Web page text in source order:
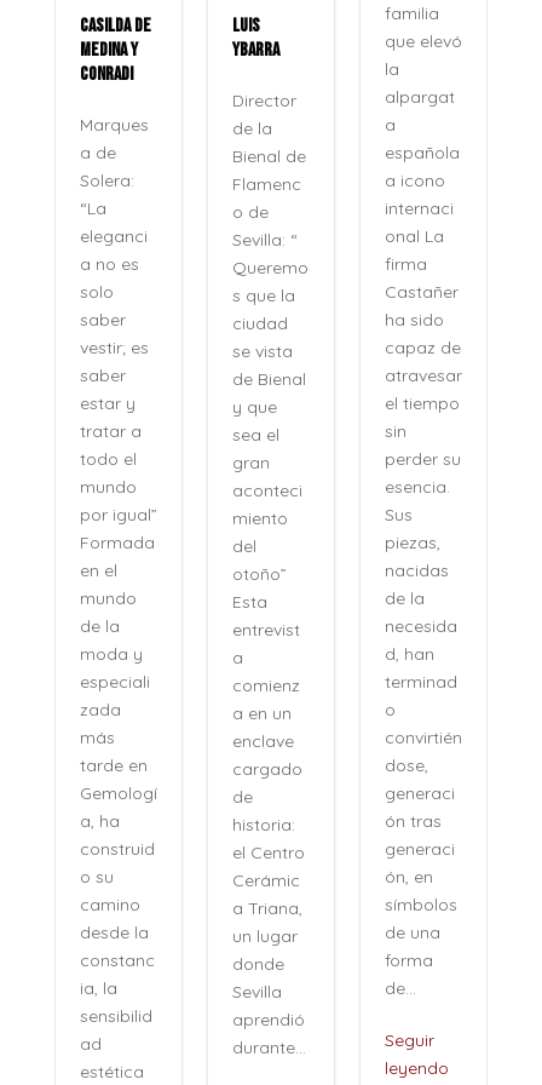
CASILDA DE
MEDINA Y
CONRADI
Marques
a de
Solera:
“La
eleganci
a no es
solo
saber
vestir; es
saber
estar y
tratar a
todo el
mundo
por igual”
Formada
en el
mundo
de la
moda y
especiali
zada
más
tarde en
Gemologí
a, ha
construid
o su
camino
desde la
constanc
ia, la
sensibilid
ad
estética
LUIS
YBARRA
Director
de la
Bienal de
Flamenc
o de
Sevilla: “
Queremo
s que la
ciudad
se vista
de Bienal
y que
sea el
gran
aconteci
miento
del
otoño”
Esta
entrevist
a
comienz
a en un
enclave
cargado
de
historia:
el Centro
Cerámic
a Triana,
un lugar
donde
Sevilla
aprendió
durante...
familia
que elevó
la
alpargat
a
española
a icono
internaci
onal La
firma
Castañer
ha sido
capaz de
atravesar
el tiempo
sin
perder su
esencia.
Sus
piezas,
nacidas
de la
necesida
d, han
terminad
o
convirtién
dose,
generaci
ón tras
generaci
ón, en
símbolos
de una
forma
de...
Seguir
leyendo